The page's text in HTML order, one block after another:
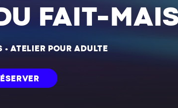
FAIT-
•ATELIER POUR ADULTE